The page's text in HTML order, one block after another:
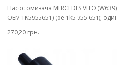
Насос омивача MERCEDES VITO
OEM 1K5955651) (oe 1k5 955 651);
270,20 грн.